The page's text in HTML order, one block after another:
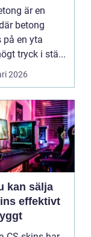
betong
är en
betong
på en yta
tryck i stä...
2026
kan sälja
effektivt